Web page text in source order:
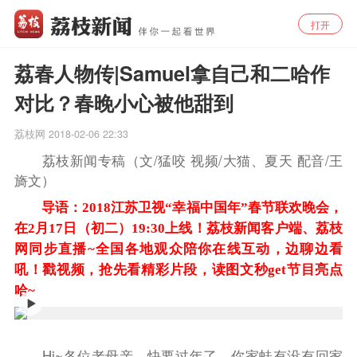
打开
荔春人物传|Samuel拿自己和二哈作
对比？春晚小心被他甜到
荔枝网 2018-02-06 22:33
荔枝新闻专稿（文/猛咬 视频/大猫、夏天 配音/王
旖文）
导语：2018江苏卫视“幸福中国年”春节联欢晚会，
在2月17日（初二）19:30上线！荔枝新闻客户端、荔枝
网同步直播~全国各地观众陪你在线互动，边聊边看
吼！戳视频，抢先看精彩片段 ，读图文秒get节目亮点
哈~